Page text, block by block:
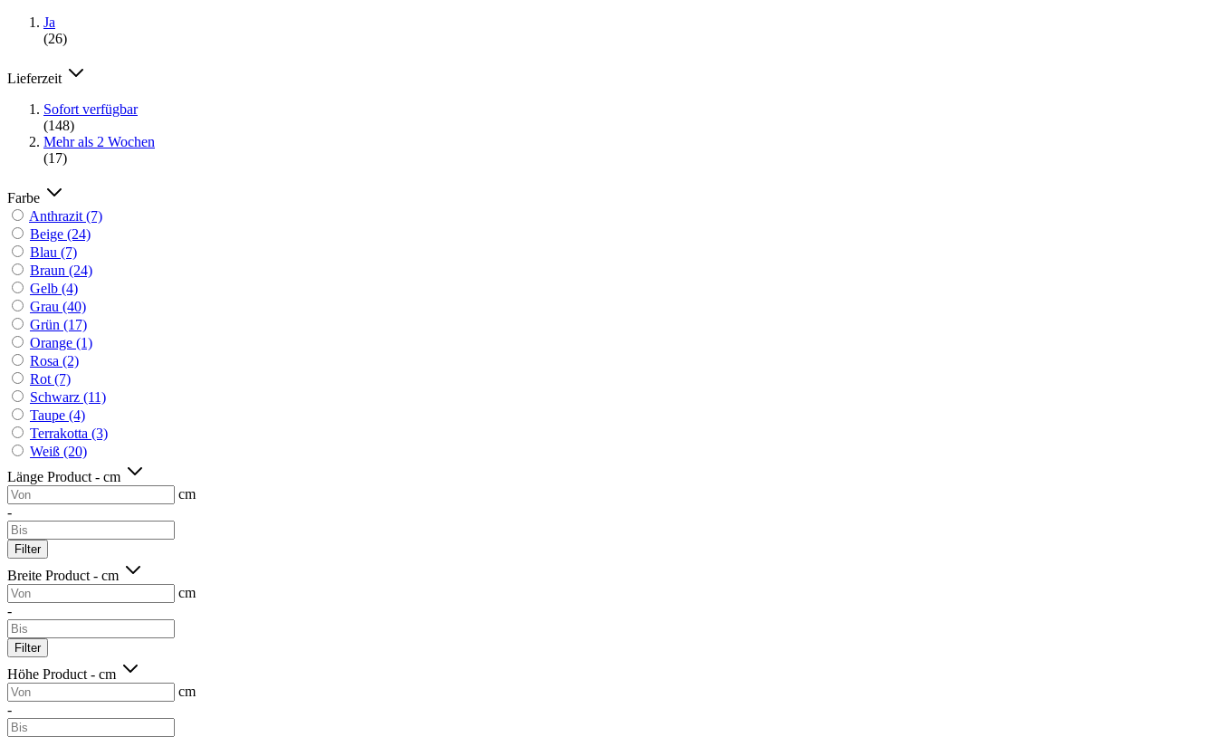
Ja
(26)
Lieferzeit
Sofort verfügbar
(148)
Mehr als 2 Wochen
(17)
Farbe
Anthrazit (7)
Beige (24)
Blau (7)
Braun (24)
Gelb (4)
Grau (40)
Grün (17)
Orange (1)
Rosa (2)
Rot (7)
Schwarz (11)
Taupe (4)
Terrakotta (3)
Weiß (20)
Länge Product - cm
cm
-
Filter
Breite Product - cm
cm
-
Filter
Höhe Product - cm
cm
-